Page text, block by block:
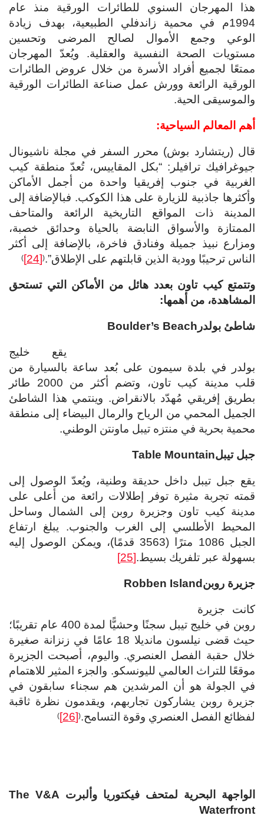
هذا المهرجان السنوي للطائرات الورقية منذ عام
1994م في محمية زاندفلي الطبيعية، بهدف زيادة
الوعي وجمع الأموال لصالح المرضى وتحسين
مستويات الصحة النفسية والعقلية. ويُعدّ المهرجان
ممتعًا لجميع أفراد الأسرة من خلال عروض الطائرات
الورقية الرائعة وورش عمل صناعة الطائرات الورقية
والموسيقى الحية.
أهم المعالم السياحية:
قال (ريتشارد بوش) محرر السفر في مجلة ناشيونال
جيوغرافيك ترافيلر: “بكل المقاييس، تُعدّ منطقة كيب
الغربية في جنوب إفريقيا واحدة من أجمل الأماكن
وأكثرها جاذبية للزيارة على هذا الكوكب. فبالإضافة إلى
المدينة ذات المواقع التاريخية الرائعة والمتاحف
الممتازة والأسواق النابضة بالحياة وحدائق خصبة،
ومزارع نبيذ جميلة وفنادق فاخرة، بالإضافة إلى أكثر
الناس ترحيبًا وودية الذين قابلتهم على الإطلاق”.(
[24]
)
وتتمتع كيب تاون بعدد هائل من الأماكن التي تستحق
المشاهدة، من أهمها:
شاطئ بولدر Boulder’s Beach
يقع خليج
بولدر في بلدة سيمون على بُعد ساعة بالسيارة من
قلب مدينة كيب تاون، وتضم أكثر من 2000 طائر
بطريق إفريقي مُهدّد بالانقراض. وينتمي هذا الشاطئ
الجميل المحمي من الرياح والرمال البيضاء إلى منطقة
محمية بحرية في منتزه تيبل ماونتن الوطني.
جبل تيبلTable Mountain
يقع جبل تيبل داخل حديقة وطنية، ويُعدّ الوصول إلى
قمته تجربة مثيرة توفر إطلالات رائعة من أعلى على
مدينة كيب تاون وجزيرة روبن إلى الشمال وساحل
المحيط الأطلسي إلى الغرب والجنوب. يبلغ ارتفاع
الجبل 1086 مترًا (3563 قدمًا)، ويمكن الوصول إليه
بسهولة عبر تلفريك بسيط.[25]
جزيرة روبن Robben Island
كانت جزيرة
روبن في خليج تيبل سجنًا وحشيًّا لمدة 400 عام تقريبًا؛
حيث قضى نيلسون مانديلا 18 عامًا في زنزانة صغيرة
خلال حقبة الفصل العنصري. واليوم، أصبحت الجزيرة
موقعًا للتراث العالمي لليونسكو. والجزء المثير للاهتمام
في الجولة هو أن المرشدين هم سجناء سابقون في
جزيرة روبن يشاركون تجاربهم، ويقدمون نظرة ثاقبة
لفظائع الفصل العنصري وقوة التسامح.(
[26]
)
الواجهة البحرية لمتحف فيكتوريا وألبرت The V&A
Waterfront